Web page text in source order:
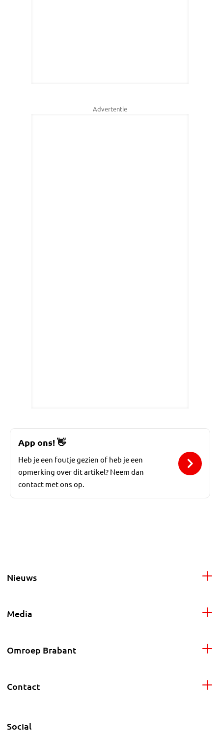
Advertentie
App ons!👋
Heb je een foutje gezien of heb je een
opmerking over dit artikel? Neem dan
contact met ons op.
Nieuws
Media
Omroep Brabant
Contact
Social